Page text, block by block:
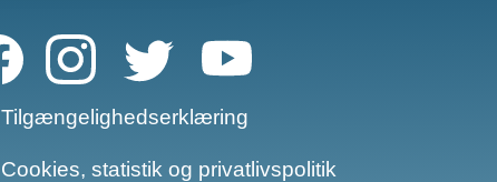
Tilgængelighedserklæring
Cookies, statistik og privatlivspolitik